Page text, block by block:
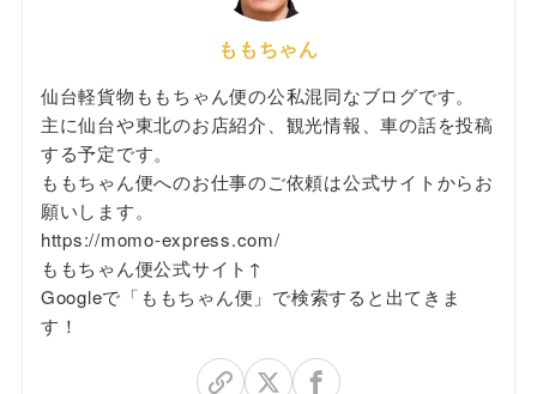
ももちゃん
仙台軽貨物ももちゃん便の公私混同なブログです。
主に仙台や東北のお店紹介、観光情報、車の話を投稿
する予定です。
ももちゃん便へのお仕事のご依頼は公式サイトからお
願いします。
https://momo-express.com/
ももちゃん便公式サイト↑
Googleで「ももちゃん便」で検索すると出てきま
す！